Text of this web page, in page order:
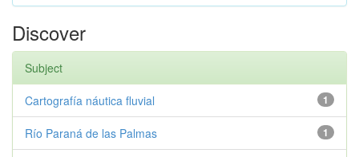
Discover
Subject
1
Cartografía náutica fluvial
1
Río Paraná de las Palmas